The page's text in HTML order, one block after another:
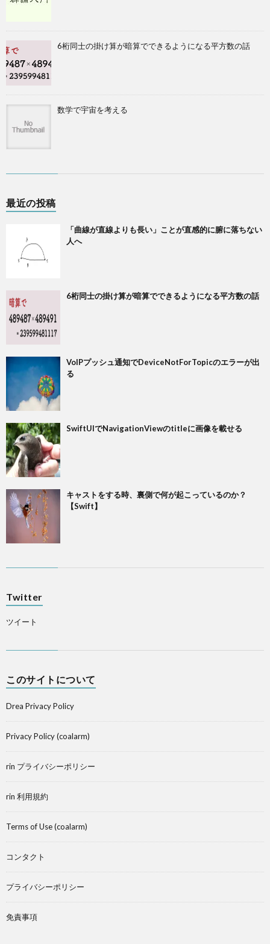
6桁同士の掛け算が暗算でできるようになる平方数の話
数学で宇宙を考える
最近の投稿
「曲線が直線よりも長い」ことが直感的に腑に落ちない
人へ
6桁同士の掛け算が暗算でできるようになる平方数の話
VoIPプッシュ通知でDeviceNotForTopicのエラーが出
る
SwiftUIでNavigationViewのtitleに画像を載せる
キャストをする時、裏側で何が起こっているのか？
【Swift】
Twitter
ツイート
このサイトについて
Drea Privacy Policy
Privacy Policy (coalarm)
rin プライバシーポリシー
rin 利用規約
Terms of Use (coalarm)
コンタクト
プライバシーポリシー
免責事項